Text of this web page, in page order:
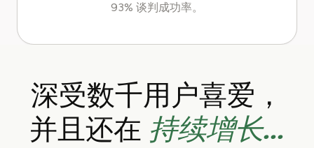
93% 谈判成功率。
深受数千用户喜爱，
并且还在 持续增长...